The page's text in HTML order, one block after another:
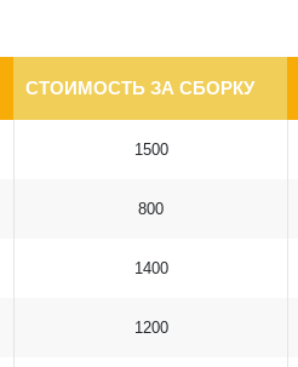
СТОИМОСТЬ ЗА СБОРКУ
1500
800
1400
1200